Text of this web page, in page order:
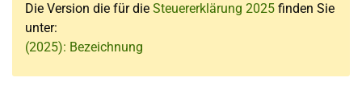
Die Version die für die Steuererklärung 2025 finden Sie
unter:
(2025): Bezeichnung